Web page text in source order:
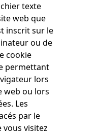
texte
web que
inscrit sur le
ou de
cookie
permettant
lors
web ou lors
Les
par le
vous visitez